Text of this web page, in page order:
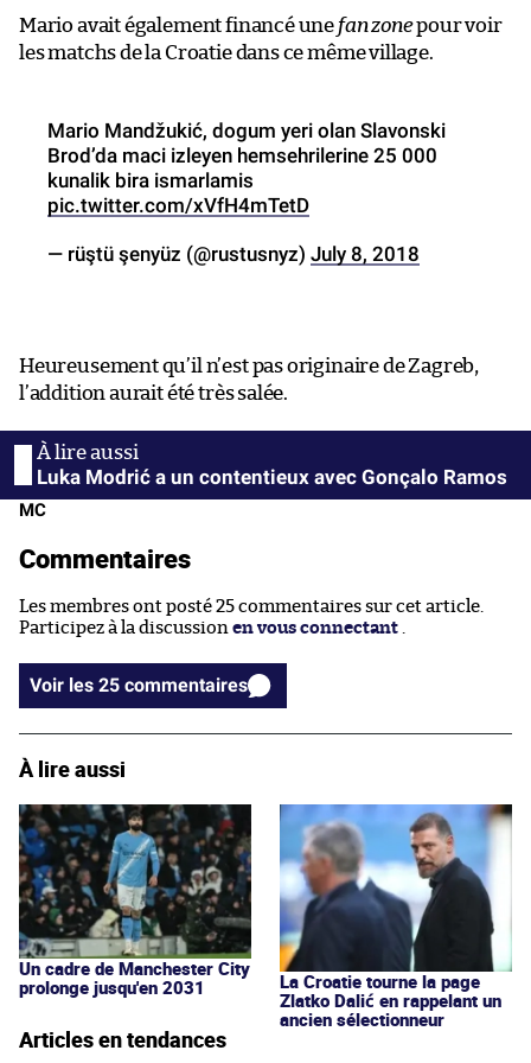
Mario avait également financé une fan zonepour voir
les matchs de la Croatie dans ce même village.
Mario Mandžukić, dogum yeri olan Slavonski
Brod’da maci izleyen hemsehrilerine 25 000
kunalik bira ismarlamis
pic.twitter.com/xVfH4mTetD
— rüştü şenyüz (@rustusnyz) July 8, 2018
Heureusement qu’il n’est pas originaire de Zagreb,
l’addition aurait été très salée.
Luka Modrić a un contentieux avec Gonçalo Ramos
MC
Commentaires
Les membres ont posté 25 commentaires sur cet article.
Participez à la discussion en vous connectant
Voir les 25 commentaires
À lire aussi
Un cadre de Manchester City
prolonge jusqu'en 2031
La Croatie tourne la page
Zlatko Dalić en rappelant un
ancien sélectionneur
Articles en tendances